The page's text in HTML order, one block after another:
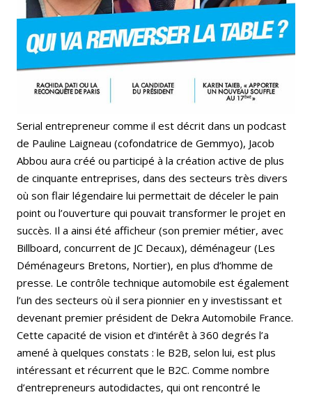
Serial entrepreneur comme il est décrit dans un podcast
de Pauline Laigneau (cofondatrice de Gemmyo), Jacob
Abbou aura créé ou participé à la création active de plus
de cinquante entreprises, dans des secteurs très divers
où son flair légendaire lui permettait de déceler le pain
point ou l’ouverture qui pouvait transformer le projet en
succès. Il a ainsi été afficheur (son premier métier, avec
Billboard, concurrent de JC Decaux), déménageur (Les
Déménageurs Bretons, Nortier), en plus d’homme de
presse. Le contrôle technique automobile est également
l’un des secteurs où il sera pionnier en y investissant et
devenant premier président de Dekra Automobile France.
Cette capacité de vision et d’intérêt à 360 degrés l’a
amené à quelques constats : le B2B, selon lui, est plus
intéressant et récurrent que le B2C. Comme nombre
d’entrepreneurs autodidactes, qui ont rencontré le